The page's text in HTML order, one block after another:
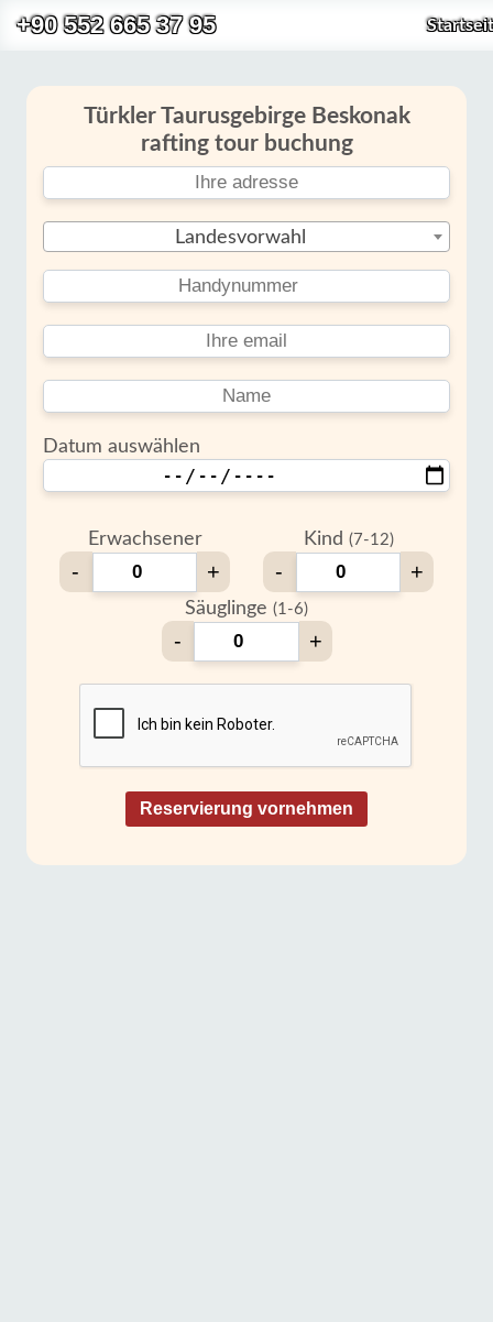
+90 552 665 37 95
Türkler Taurusgebirge Beskonak
rafting tour buchung
Landesvorwahl
Datum auswählen
Erwachsener
- +
Kind (7-12)
- +
Säuglinge (1-6)
- +
Reservierung vornehmen